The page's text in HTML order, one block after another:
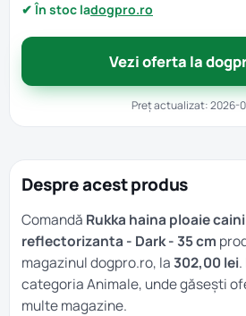
✔ În stoc ladogpro.ro
Vezi oferta la
Preț actualizat: 2026-
Despre acest produs
Comandă Rukka haina ploaie
reflectorizanta - Dark - 35 cm
magazinul dogpro.ro, la302,00 lei
categoriaAnimale, unde găsești
multe magazine.